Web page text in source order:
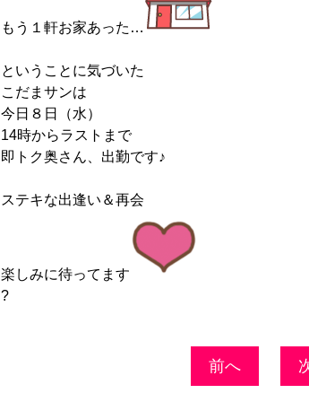
もう１軒お家あった…
ということに気づいた
こだまサンは
今日８日（水）
14時からラストまで
即トク奥さん、出勤です♪
ステキな出逢い＆再会
楽しみに待ってます
?
前へ